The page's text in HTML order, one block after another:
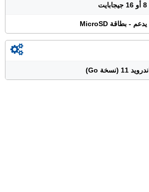
8 أو 16 جيجابايت
يدعم - بطاقة MicroSD
اندرويد 11 (نسخة Go)